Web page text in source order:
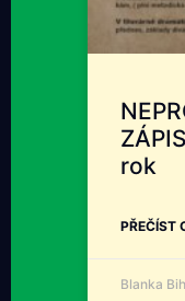
rok
PŘEČÍST
Blanka